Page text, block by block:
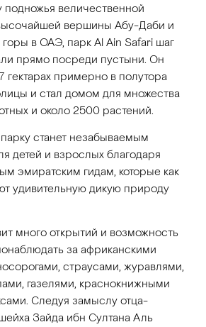
величественной
вершины Абу-Даби и
в ОАЭ, парк Al Ain Safari шаг
прямо посреди пустыни. Он
гектарах примерно в полутора
и стал домом для множества
и около 2500 растений.
станет незабываемым
детей и взрослых благодаря
эмиратским гидам, которые как
удивительную дикую природу
много открытий и возможность
за африканскими
страусами, журавлями,
газелями, краснокнижными
Следуя замыслу отца-
Зайда ибн Султана Аль